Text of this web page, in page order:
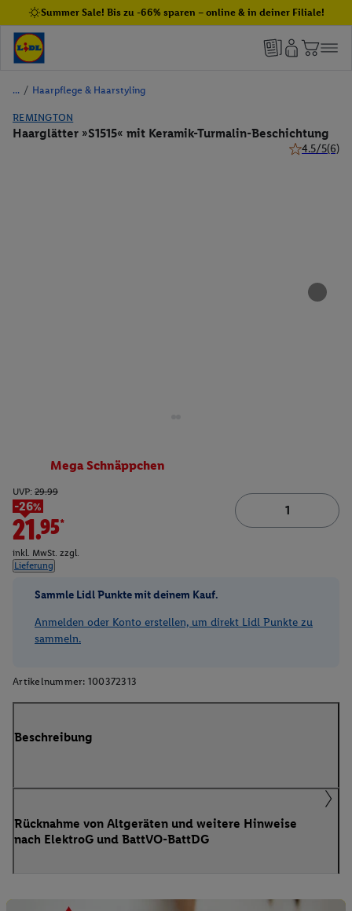
Summer Sale! Bis zu -66% sparen – online & in deiner Filiale!
/ Haarpflege & Haarstyling
REMINGTON
Haarglätter »S1515« mit Keramik-Turmalin-Beschichtung
4.5/5(6)
Mega Schnäppchen
UVP: 29.99
-26%
21.95*
inkl. MwSt. zzgl.
Lieferung
Sammle Lidl Punkte mit deinem Kauf.
Anmelden oder Konto erstellen, um direkt Lidl Punkte zu
sammeln.
Artikelnummer: 100372313
Beschreibung
Rücknahme von Altgeräten und weitere Hinweise
nach ElektroG und BattVO-BattDG